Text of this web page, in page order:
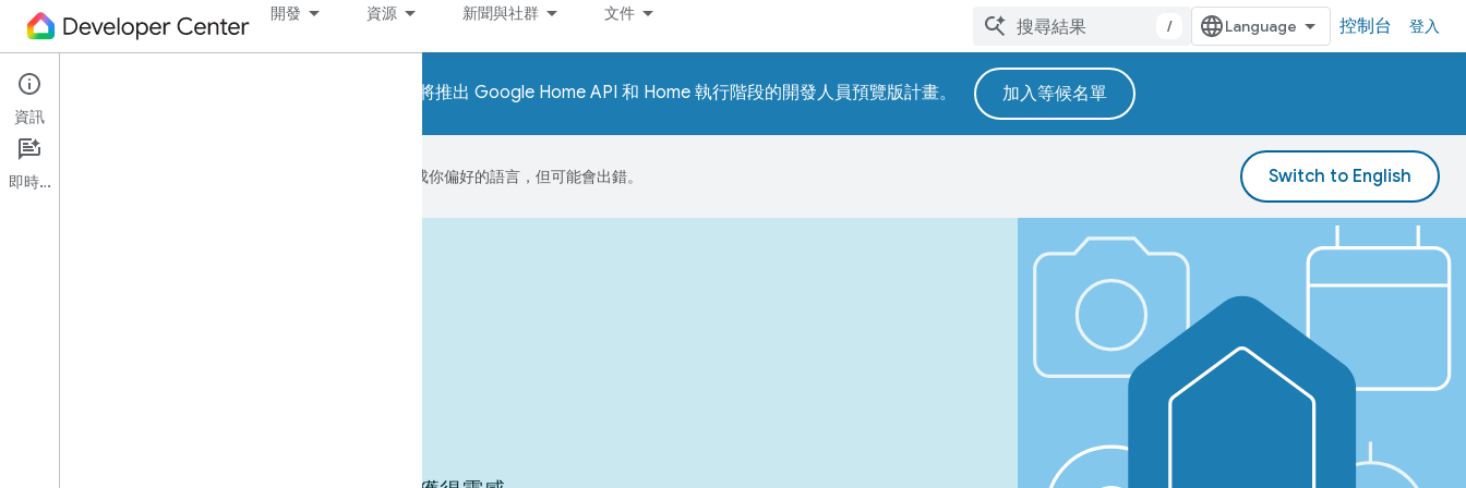
開發 資源 新聞與社群 文件
/ 控制台 登入
請注意！即將推出 Google Home API 和 Home 執行階段的開發人員預覽版計畫。 加入等候名單
Google 會運用 AI 技術將內容翻譯成你偏好的語言，但可能會出錯。
資訊
即時通訊